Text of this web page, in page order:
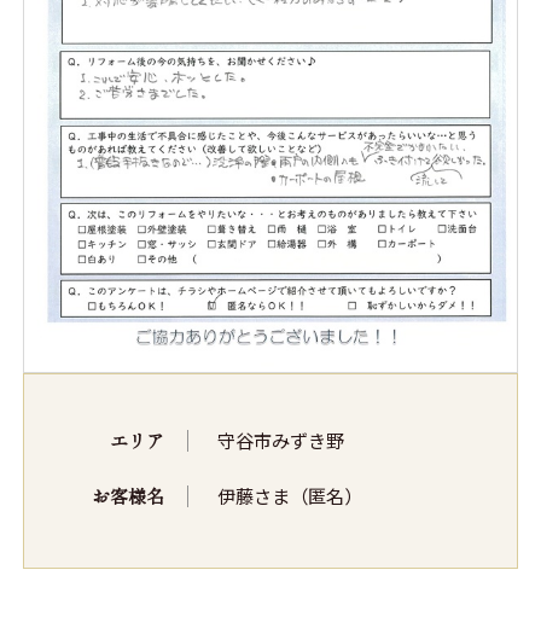
エリア 守谷市みずき野
お客様名 伊藤さま（匿名）